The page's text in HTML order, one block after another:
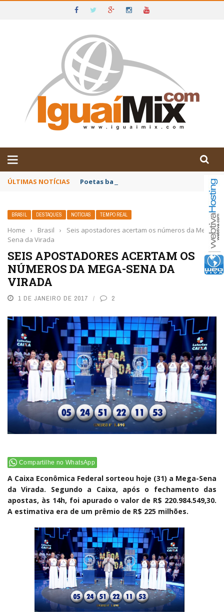
IGUAÍ E SUDOESTE DA BAHIA
ÚLTIMAS NOTÍCIAS Poetas baianos representam o Brasil no
BRASIL DESTAQUES NOTÍCIAS TEMPO REAL
Home › Brasil ›
Seis apostadores acertam os números da Mega-
Sena da Virada
SEIS APOSTADORES ACERTAM OS
NÚMEROS DA MEGA-SENA DA
VIRADA
1 DE JANEIRO DE 2017 2
Compartilhe no WhatsApp
A Caixa Econômica Federal sorteou hoje (31) a Mega-Sena
da Virada. Segundo a Caixa, após o fechamento das
apostas, às 14h, foi apurado o valor de R$ 220.984.549,30.
A estimativa era de um prêmio de R$ 225 milhões.